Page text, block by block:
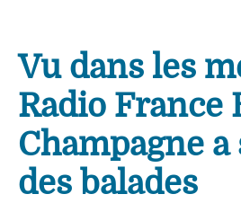
Vu dans les
Radio France
Champagne
des balades